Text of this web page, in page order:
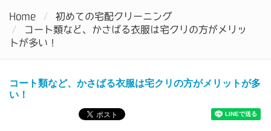
Home
初めての宅配クリーニング
コート類など、かさばる衣服は宅クリの方がメリッ
トが多い！
コート類など、かさばる衣服は宅クリの方がメリットが多
い！